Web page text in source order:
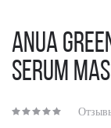
Anua
Serum